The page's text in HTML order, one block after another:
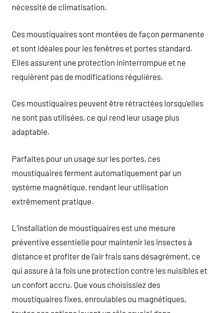
nécessité de climatisation.
Ces moustiquaires sont montées de façon permanente
et sont idéales pour les fenêtres et portes standard.
Elles assurent une protection ininterrompue et ne
requièrent pas de modifications régulières.
Ces moustiquaires peuvent être rétractées lorsqu’elles
ne sont pas utilisées, ce qui rend leur usage plus
adaptable.
Parfaites pour un usage sur les portes, ces
moustiquaires ferment automatiquement par un
système magnétique, rendant leur utilisation
extrêmement pratique.
L’installation de moustiquaires est une mesure
préventive essentielle pour maintenir les insectes à
distance et profiter de l’air frais sans désagrément, ce
qui assure à la fois une protection contre les nuisibles et
un confort accru. Que vous choisissiez des
moustiquaires fixes, enroulables ou magnétiques,